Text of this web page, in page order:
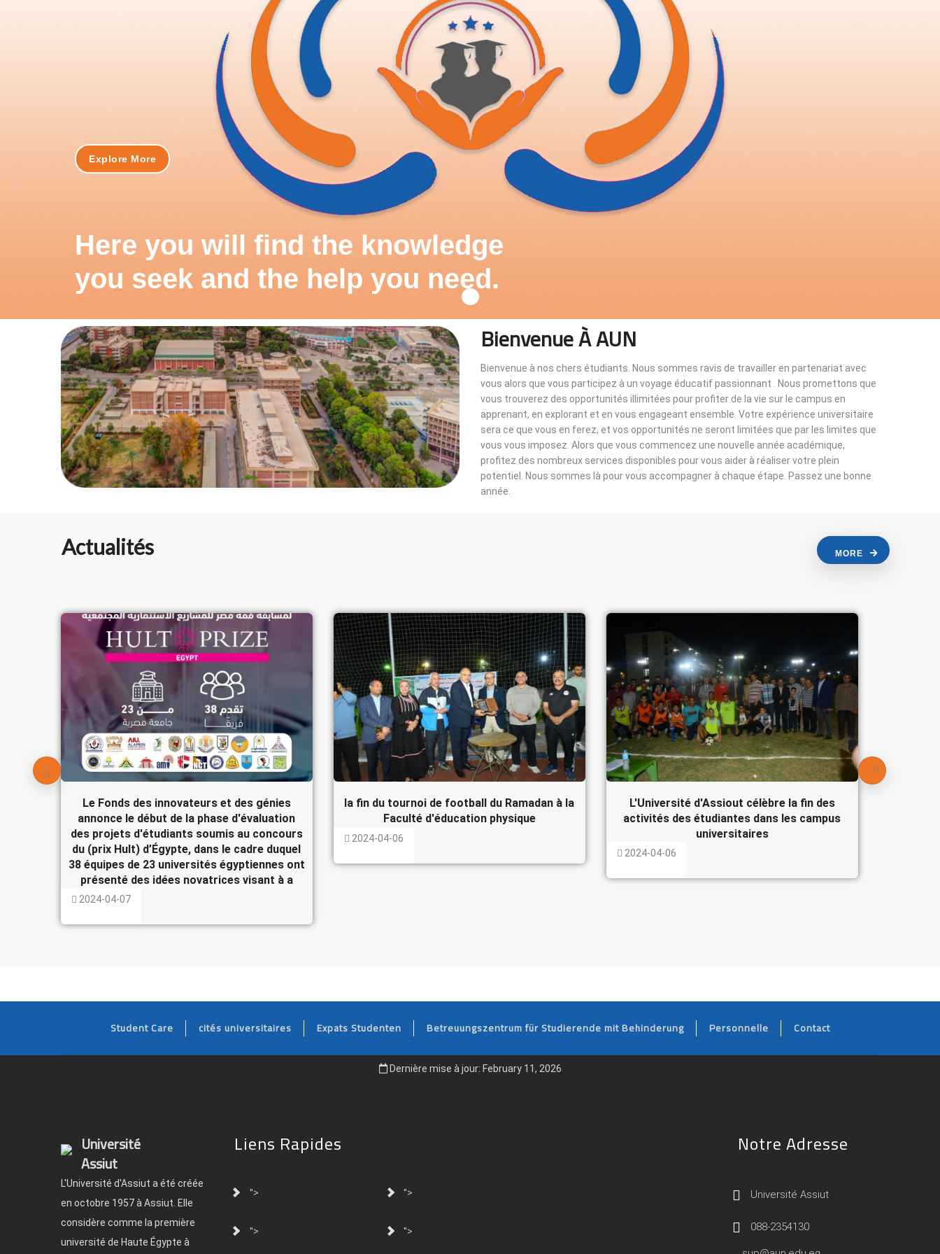
Here you will find the knowledge
you seek and the help you need.
Explore More
Bienvenue À AUN
Bienvenue à nos chers étudiants. Nous sommes ravis de travailler en partenariat avec
vous alors que vous participez à un voyage éducatif passionnant . Nous promettons que
vous trouverez des opportunités illimitées pour profiter de la vie sur le campus en
apprenant, en explorant et en vous engageant ensemble. Votre expérience universitaire
sera ce que vous en ferez, et vos opportunités ne seront limitées que par les limites que
vous vous imposez. Alors que vous commencez une nouvelle année académique,
profitez des nombreux services disponibles pour vous aider à réaliser votre plein
potentiel. Nous sommes là pour vous accompagner à chaque étape. Passez une bonne
année.
Actualités MORE
Le Fonds des innovateurs et des génies
annonce le début de la phase d'évaluation
des projets d'étudiants soumis au concours
du (prix Hult) d’Égypte, dans le cadre duquel
38 équipes de 23 universités égyptiennes ont
présenté des idées novatrices visant à a
2024-04-07
la fin du tournoi de football du Ramadan à la
Faculté d'éducation physique
2024-04-06
L'Université d'Assiout célèbre la fin des
activités des étudiantes dans les campus
universitaires
2024-04-06
FOOTER
Student Care cités universitaires Expats Studenten Betreuungszentrum für Studierende mit Behinderung Personnelle Contact
Dernière mise à jour: February 11, 2026
Université
Assiut
L'Université d'Assiut a été créée
en octobre 1957 à Assiut. Elle
considère comme la première
université de Haute Égypte à
Liens Rapides
"> ">
"> ">
Notre Adresse
Université Assiut
088-2354130